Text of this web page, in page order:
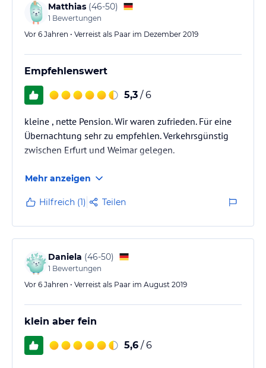
Matthias (46-50)
1 Bewertungen
Vor 6 Jahren • Verreist als Paar im Dezember 2019
Empfehlenswert
5,3 / 6
kleine , nette Pension. Wir waren zufrieden. Für eine
Übernachtung sehr zu empfehlen. Verkehrsgünstig
zwischen Erfurt und Weimar gelegen.
Mehr anzeigen
Hilfreich (1) Teilen
Daniela (46-50)
1 Bewertungen
Vor 6 Jahren • Verreist als Paar im August 2019
klein aber fein
5,6 / 6